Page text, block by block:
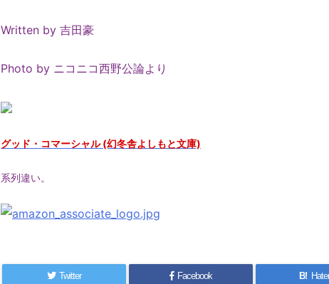
Written by 吉田豪
Photo by ニコニコ西野公論より
グッド・コマーシャル (幻冬舎よしもと文庫)
系列違い。
Twitter Facebook B!